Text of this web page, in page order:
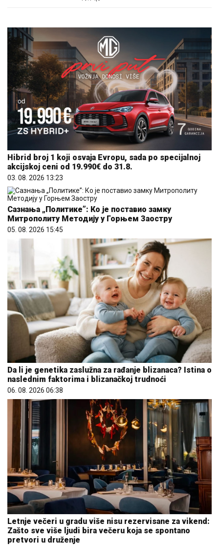
Hibrid broj 1 koji osvaja Evropu, sada po specijalnoj
akcijskoj ceni od 19.990€ do 31.8.
03. 08. 2026 13:23
Сазнања „Политике”: Ко је поставио замку
Митрополиту Методију у Горњем Заостру
05. 08. 2026 15:45
Da li je genetika zaslužna za rađanje blizanaca? Istina o
naslednim faktorima i blizanačkoj trudnoći
06. 08. 2026 06:38
Letnje večeri u gradu više nisu rezervisane za vikend:
Zašto sve više ljudi bira večeru koja se spontano
pretvori u druženje